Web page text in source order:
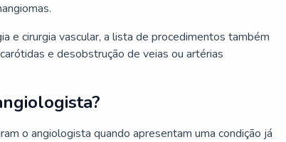
e cirurgia vascular, a lista de procedimentos também
e desobstrução de veias ou artérias
o angiologista quando apresentam uma condição já